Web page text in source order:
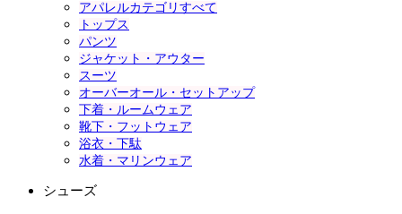
アパレルカテゴリすべて
トップス
パンツ
ジャケット・アウター
スーツ
オーバーオール・セットアップ
下着・ルームウェア
靴下・フットウェア
浴衣・下駄
水着・マリンウェア
シューズ